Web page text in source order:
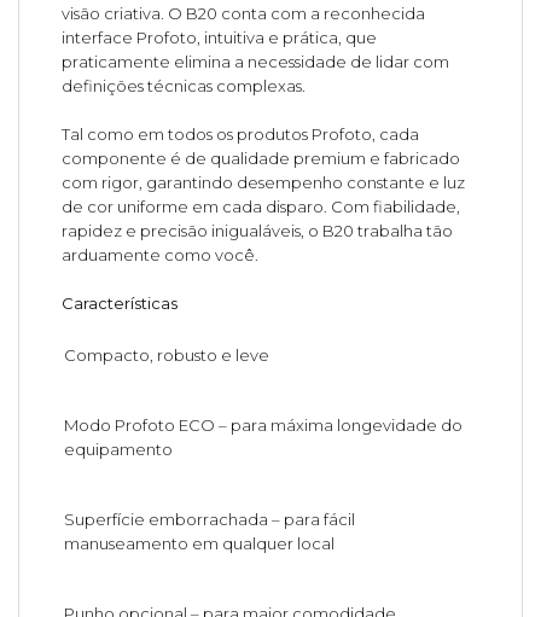
visão criativa. O B20 conta com a reconhecida
interface Profoto, intuitiva e prática, que
praticamente elimina a necessidade de lidar com
definições técnicas complexas.
Tal como em todos os produtos Profoto, cada
componente é de qualidade premium e fabricado
com rigor, garantindo desempenho constante e luz
de cor uniforme em cada disparo. Com fiabilidade,
rapidez e precisão inigualáveis, o B20 trabalha tão
arduamente como você.
Características
Compacto, robusto e leve
Modo Profoto ECO – para máxima longevidade do
equipamento
Superfície emborrachada – para fácil
manuseamento em qualquer local
Punho opcional – para maior comodidade